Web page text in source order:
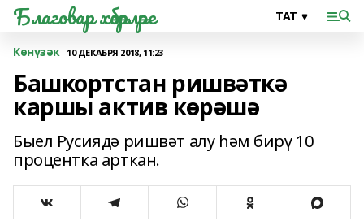
Благовар хәбәрләре
Көнүзәк 10 ДЕКАБРЯ 2018, 11:23
Башкортстан ришвәткә
каршы актив көрәшә
Быел Русиядә ришвәт алу һәм бирү 10
процентка арткан.